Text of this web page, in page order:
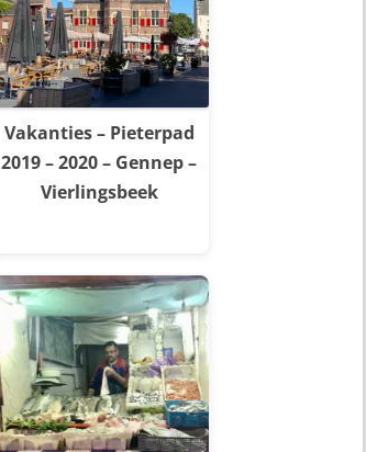
Vakanties – Pieterpad
2019 – 2020 – Gennep –
Vierlingsbeek